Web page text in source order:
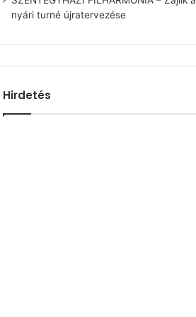
nyári turné újratervezése
Hirdetés